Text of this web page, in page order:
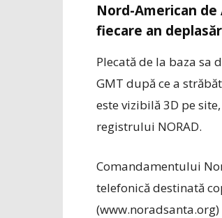
Nord-American de
fiecare an
Plecată de la baza sa
GMT după ce a
este vizibilă 3D pe
registrului NORAD.
Comandamentului
telefonică destinată